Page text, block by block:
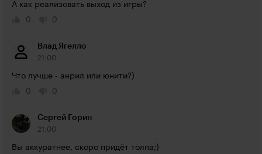
А как реализовать выход из игры?
0
0
Влад Ягелло
21:00
Что лучше - анрил или юнити?)
0
0
Сергей Горин
21:00
Вы аккуратнее, скоро придёт толпа;)